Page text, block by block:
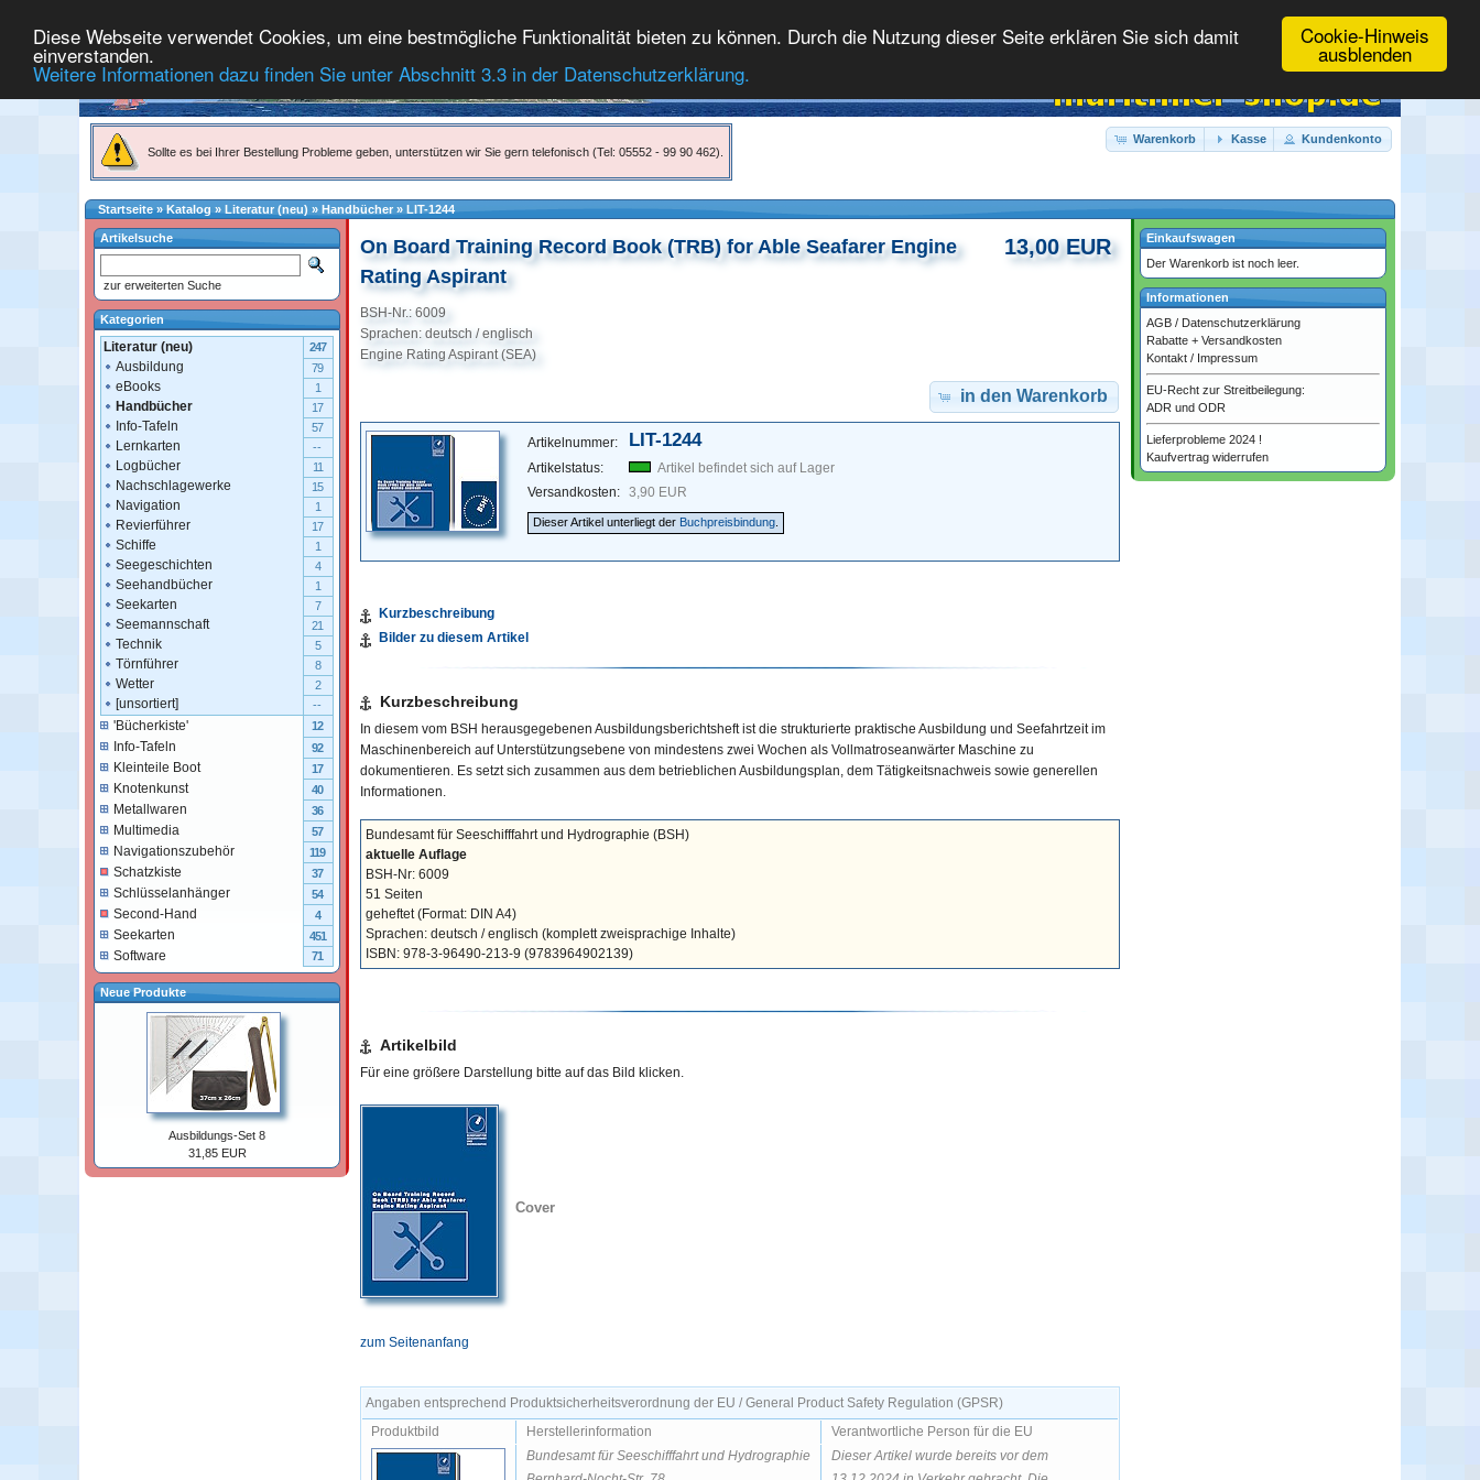
Cookie-Hinweis
ausblenden
Diese Webseite verwendet Cookies, um eine bestmögliche Funktionalität bieten zu können. Durch die Nutzung dieser Seite erklären Sie sich damit
einverstanden.
Weitere Informationen dazu finden Sie unter Abschnitt 3.3 in der Datenschutzerklärung.
Sollte es bei Ihrer Bestellung Probleme geben, unterstützen wir Sie gern telefonisch (Tel: 05552 - 99 90 462).
Warenkorb Kasse Kundenkonto
Startseite»Katalog » Literatur (neu) » Handbücher » LIT-1244
On Board Training Record Book (TRB) for Able Seafarer Engine
Rating Aspirant
BSH-Nr.: 6009
Sprachen: deutsch / englisch
Engine Rating Aspirant (SEA)
13,00 EUR
in den Warenkorb
Artikelnummer: LIT-1244
Artikelstatus:
Artikel befindet sich auf Lager
Versandkosten: 3,90 EUR
Dieser Artikel unterliegt der Buchpreisbindung
Kurzbeschreibung
Bilder zu diesem Artikel
Kurzbeschreibung
In diesem vom BSH herausgegebenen Ausbildungsberichtsheft ist die strukturierte praktische Ausbildung und Seefahrtzeit im
Maschinenbereich auf Unterstützungsebene von mindestens zwei Wochen als Vollmatroseanwärter Maschine zu
dokumentieren. Es setzt sich zusammen aus dem betrieblichen Ausbildungsplan, dem Tätigkeitsnachweis sowie generellen
Informationen.
Bundesamt für Seeschifffahrt und Hydrographie (BSH)
aktuelle Auflage
BSH-Nr: 6009
51 Seiten
geheftet(Format: DIN A4)
Sprachen: deutsch / englisch (komplett zweisprachige Inhalte)
ISBN: 978-3-96490-213-9 (9783964902139)
Artikelbild
Für eine größere Darstellung bitte auf das Bild klicken.
Cover
zum Seitenanfang
Angaben entsprechend Produktsicherheitsverordnung der EU / General Product Safety Regulation (GPSR)
Produktbild
Herstellerinformation
Verantwortliche Person für die EU
Bundesamt für Seeschifffahrt und Hydrographie
Dieser Artikel wurde bereits vor dem
Artikelsuche
zur erweiterten Suche
Kategorien
Literatur (neu) 247
Ausbildung 79
eBooks 1
Handbücher 17
Info-Tafeln 57
Lernkarten --
Logbücher 11
Nachschlagewerke 15
Navigation 1
Revierführer 17
Schiffe 1
Seegeschichten 4
Seehandbücher 1
Seekarten 7
Seemannschaft 21
Technik 5
Törnführer 8
Wetter 2
[unsortiert] --
'Bücherkiste' 12
Info-Tafeln 92
Kleinteile Boot 17
Knotenkunst 40
Metallwaren 36
Multimedia 57
Navigationszubehör 119
Schatzkiste 37
Schlüsselanhänger 54
Second-Hand 4
Seekarten 451
Software 71
Neue Produkte
Ausbildungs-Set 8
31,85 EUR
Einkaufswagen
Der Warenkorb ist noch leer.
Informationen
AGB / Datenschutzerklärung
Rabatte + Versandkosten
Kontakt / Impressum
EU-Recht zur Streitbeilegung:
ADR und ODR
Lieferprobleme 2024 !
Kaufvertrag widerrufen